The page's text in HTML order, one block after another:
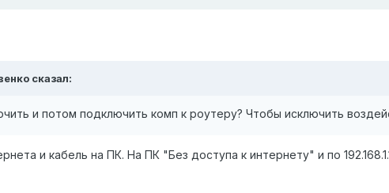
сказал:
и потом подключить комп к роутеру? Чтобы исключить
и кабель на ПК. На ПК "Без доступа к интернету" и по